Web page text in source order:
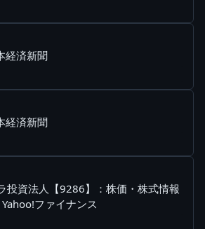
経済新聞
経済新聞
投資法人【9286】：株価・株式情報
Yahoo!ファイナンス